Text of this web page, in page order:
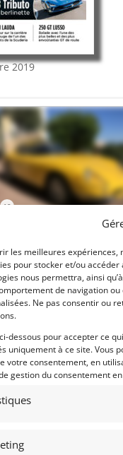
les meilleures expériences,
pour stocker et/ou
nous permettra, ainsi
de navigation
Ne pas consentir ou
dessous pour accepter ce
uniquement à ce site. Vous
votre consentement, en
gestion du consentement
2019
19
(MONACO)
mars 2020
1
Vends Ferrari 275 GTB "Long Nose"
Concours condition. Jaune
Cuir noir. 3 646 Km !
par : DPM Motors